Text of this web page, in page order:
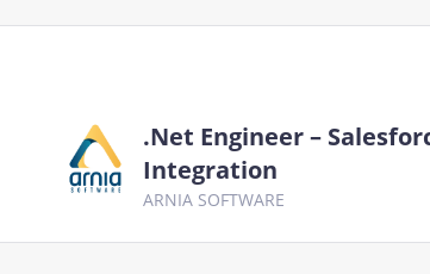
.Net Engineer –
Integration
ARNIA SOFTWARE